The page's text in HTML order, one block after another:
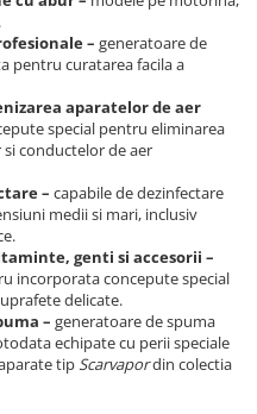
– generatoare de
pentru curatarea facila a
aparatelor de aer
special pentru eliminarea
conductelor de aer
– capabile de dezinfectare
medii si mari, inclusiv
genti si accesorii –
incorporata concepute special
delicate.
– generatoare de spuma
echipate cu perii speciale
tipScarvapordin colectia